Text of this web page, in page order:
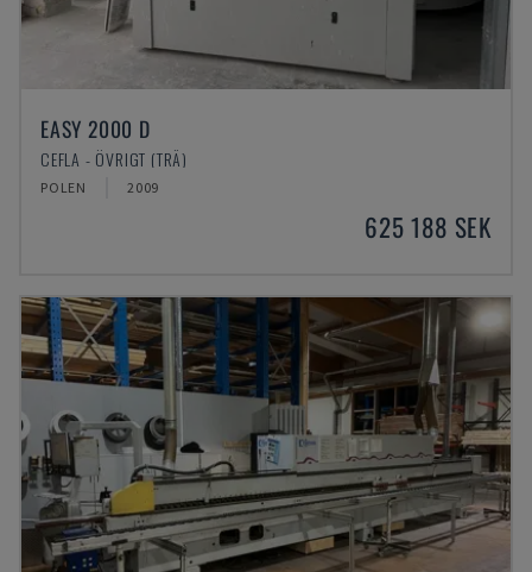
EASY 2000 D
CEFLA - ÖVRIGT (TRÄ)
POLEN 2009
625 188 SEK